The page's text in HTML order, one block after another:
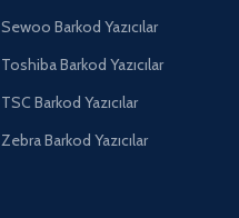
Sewoo Barkod Yazıcılar
Toshiba Barkod Yazıcılar
TSC Barkod Yazıcılar
Zebra Barkod Yazıcılar